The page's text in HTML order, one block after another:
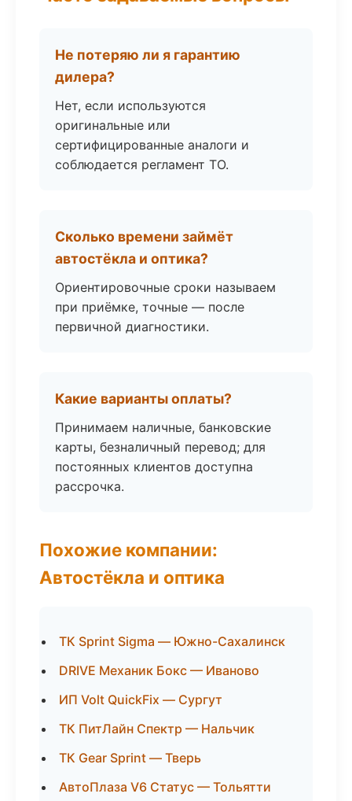
Не потеряю ли я гарантию
дилера?
Нет, если используются
оригинальные или
сертифицированные аналоги и
соблюдается регламент ТО.
Сколько времени займёт
автостёкла и оптика?
Ориентировочные сроки называем
при приёмке, точные — после
первичной диагностики.
Какие варианты оплаты?
Принимаем наличные, банковские
карты, безналичный перевод; для
постоянных клиентов доступна
рассрочка.
Похожие компании:
Автостёкла и оптика
ТК Sprint Sigma — Южно-Сахалинск
DRIVE Механик Бокс — Иваново
ИП Volt QuickFix — Сургут
ТК ПитЛайн Спектр — Нальчик
ТК Gear Sprint — Тверь
АвтоПлаза V6 Статус — Тольятти